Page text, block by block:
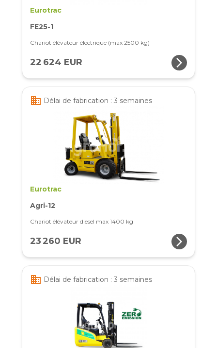
Eurotrac
FE25-1
Chariot élévateur électrique (max 2500 kg)
22 624 EUR arrow_forward_ios
business Délai de fabrication : 3 semaines
Eurotrac
Agri-12
Chariot élévateur diesel max 1400 kg
23 260 EUR arrow_forward_ios
business Délai de fabrication : 3 semaines